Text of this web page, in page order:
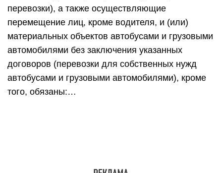
перевозки), а также осуществляющие
перемещение лиц, кроме водителя, и (или)
материальных объектов автобусами и грузовыми
автомобилями без заключения указанных
договоров (перевозки для собственных нужд
автобусами и грузовыми автомобилями), кроме
того, обязаны:…